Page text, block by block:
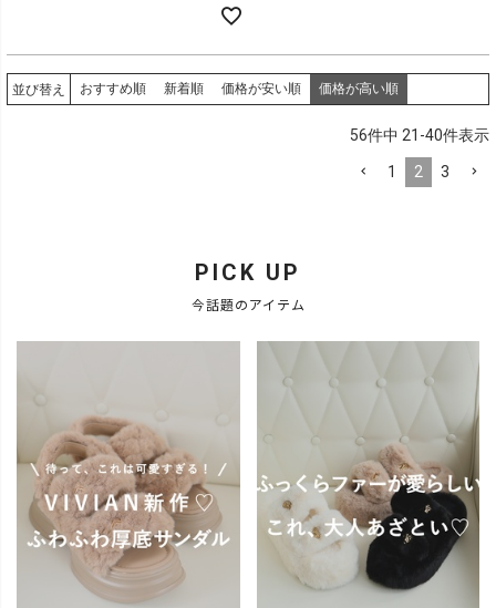
並び替え おすすめ順 新着順 価格が安い順 価格が高い順
56件中 21 -40件表示
1 2 3
PICK UP
今話題のアイテム